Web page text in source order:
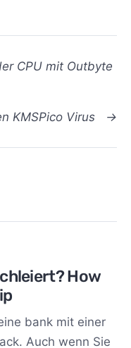
CPU mit Outbyte
→
KMSPico Virus
How
bank mit einer
Auch wenn Sie